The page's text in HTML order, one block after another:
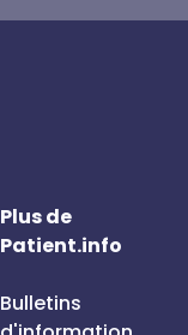
Plus de
Patient.info
Bulletins